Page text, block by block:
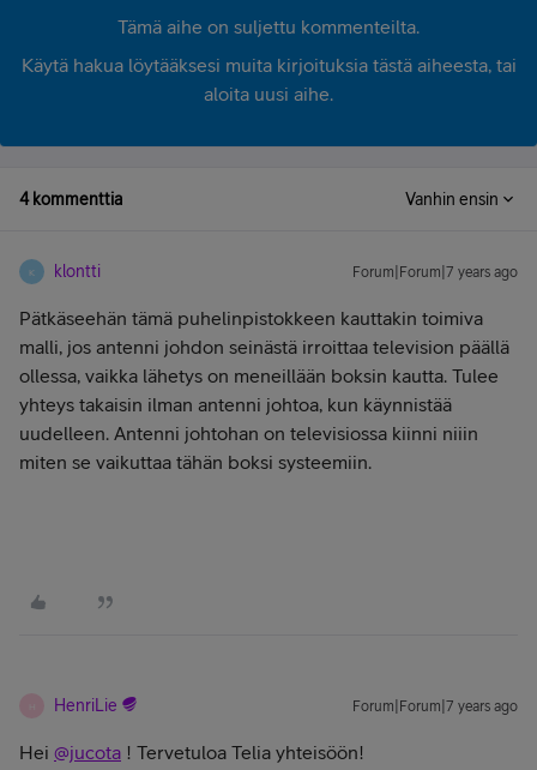
Tämä aihe on suljettu kommenteilta.
Käytä hakua löytääksesi muita kirjoituksia tästä aiheesta, tai
aloita uusi aihe.
4 kommenttia Vanhin ensin
K klontti Forum|Forum|7 years ago
Pätkäseehän tämä puhelinpistokkeen kauttakin toimiva
malli, jos antenni johdon seinästä irroittaa television päällä
ollessa, vaikka lähetys on meneillään boksin kautta. Tulee
yhteys takaisin ilman antenni johtoa, kun käynnistää
uudelleen. Antenni johtohan on televisiossa kiinni niiin
miten se vaikuttaa tähän boksi systeemiin.
HenriLie Forum|Forum|7 years ago
Hei @jucota ! Tervetuloa Telia yhteisöön!